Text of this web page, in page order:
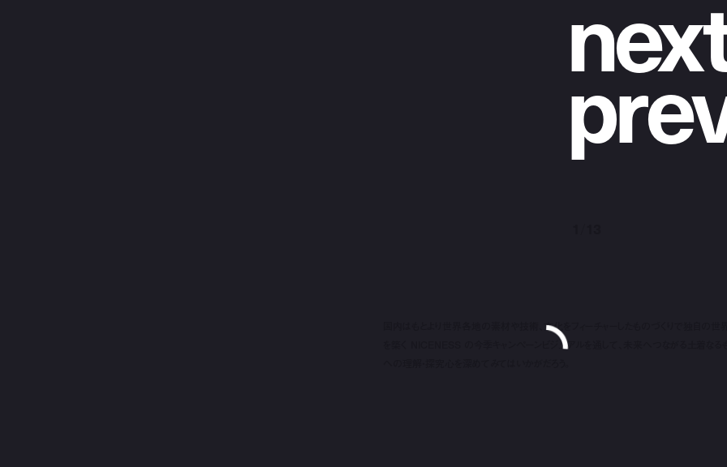
nex
pre
国内はもとより世界各地の素材や技術、文化をフィーチャーしたものづくりで独自の世
を築く NICENESS の今季キャンペーンビジュアルを通して、未来へつながる土着なる